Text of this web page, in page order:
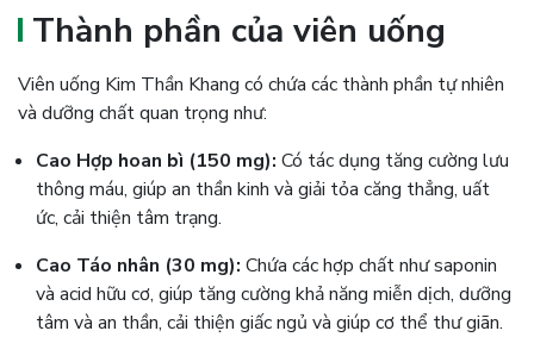
Thành phần của viên uống
Viên uống Kim Thần Khang có chứa các thành phần tự nhiên
và dưỡng chất quan trọng như:
Cao Hợp hoan bì (150 mg): Có tác dụng tăng cường lưu
thông máu, giúp an thần kinh và giải tỏa căng thẳng, uất
ức, cải thiện tâm trạng.
Cao Táo nhân (30 mg): Chứa các hợp chất như saponin
và acid hữu cơ, giúp tăng cường khả năng miễn dịch, dưỡng
tâm và an thần, cải thiện giấc ngủ và giúp cơ thể thư giãn.